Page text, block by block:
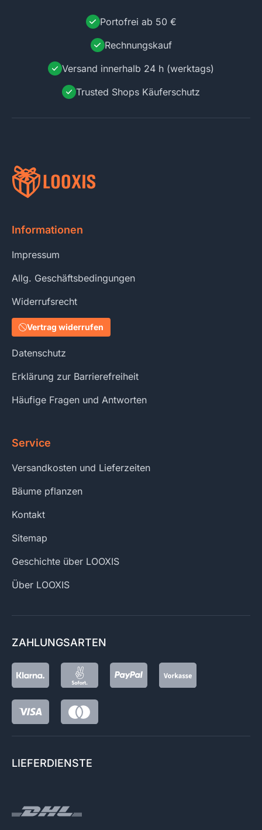
Portofrei ab 50 €
Rechnungskauf
Versand innerhalb 24 h (werktags)
Trusted Shops Käuferschutz
Informationen
Impressum
Allg. Geschäftsbedingungen
Widerrufsrecht
Vertrag widerrufen
Datenschutz
Erklärung zur Barrierefreiheit
Häufige Fragen und Antworten
Service
Versandkosten und Lieferzeiten
Bäume pflanzen
Kontakt
Sitemap
Geschichte über LOOXIS
Über LOOXIS
ZAHLUNGSARTEN
LIEFERDIENSTE